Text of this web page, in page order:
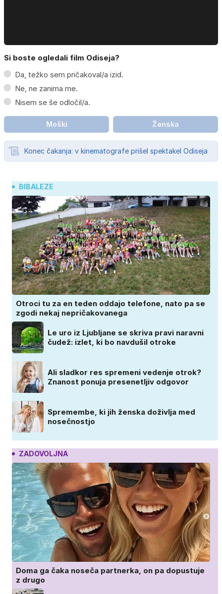
Si boste ogledali film Odiseja?
Da, težko sem pričakoval/a izid.
Ne, ne zanima me.
Nisem se še odločil/a.
Moški Ženska
Konec čakanja: v kinematografe prišel spektakel Odiseja
BIBALEZE
Otroci tu za en teden oddajo telefone, nato pa se
zgodi nekaj nepričakovanega
Le uro iz Ljubljane se skriva pravi naravni
čudež: izlet, ki bo navdušil otroke
Ali sladkor res spremeni vedenje otrok?
Znanost ponuja presenetljiv odgovor
Spremembe, ki jih ženska doživlja med
nosečnostjo
ZADOVOLJNA
Doma ga čaka noseča partnerka, on pa dopustuje
z drugo